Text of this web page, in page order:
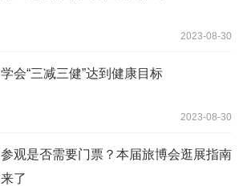
2023-08-30
学会“三减三健”达到健康目标
2023-08-30
参观是否需要门票？本届旅博会逛展指南
来了